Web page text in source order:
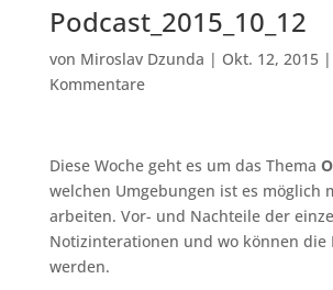
Podcast_2015_10_12
von Miroslav Dzunda | Okt. 12, 2015|
Kommentare
Diese Woche geht es um das Thema
welchen Umgebungen ist es möglich
arbeiten. Vor- und Nachteile der
Notizinterationen und wo können die
werden.